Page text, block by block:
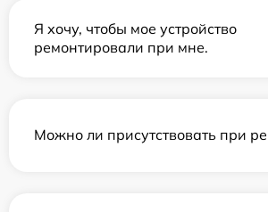
Я хочу, чтобы мое устройство
ремонтировали при мне.
Можно ли присутствовать при